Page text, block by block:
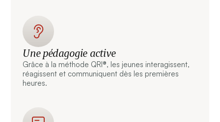
Une pédagogie active
Grâce à la méthode QRI®, les jeunes interagissent,
réagissent et communiquent dès les premières
heures.